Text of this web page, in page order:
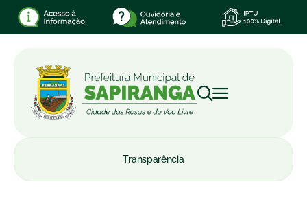
Transparência